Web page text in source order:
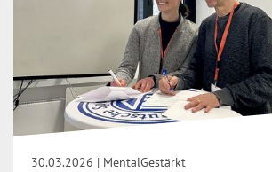
30.03.2026 | MentalGestärkt